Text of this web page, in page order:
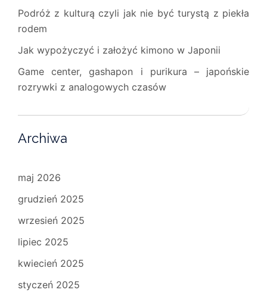
Podróż z kulturą czyli jak nie być turystą z piekła
rodem
Jak wypożyczyć i założyć kimono w Japonii
Game center, gashapon i purikura – japońskie
rozrywki z analogowych czasów
Archiwa
maj 2026
grudzień 2025
wrzesień 2025
lipiec 2025
kwiecień 2025
styczeń 2025